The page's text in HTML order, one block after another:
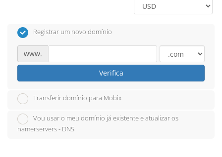
Registrar um novo domínio
www.
Verifica
Transferir domínio para Mobix
Vou usar o meu domínio já existente e atualizar os
namerservers - DNS